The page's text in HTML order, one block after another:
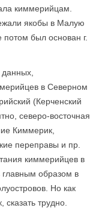
киммерийцам.
якобы в Малую
был основан г.
в Северном
(Керченский
северо-восточная
Киммерик,
переправы и пр.
киммерийцев в
образом в
Но как
трудно.